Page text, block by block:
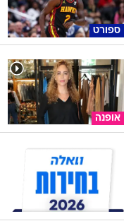
ספורט
אופנה